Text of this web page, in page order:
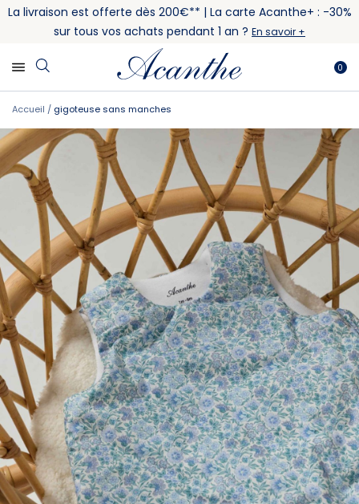
La livraison est offerte dès 200€** | La carte Acanthe+ : -30%
sur tous vos achats pendant 1 an ? En savoir +
0
Accueil gigoteuse sans manches
Skip
to
the
images
gallery
Skip
to
the
beginning
images
gallery